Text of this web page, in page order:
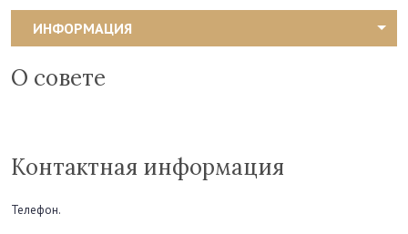
ИНФОРМАЦИЯ
О совете
Контактная информация
Телефон.